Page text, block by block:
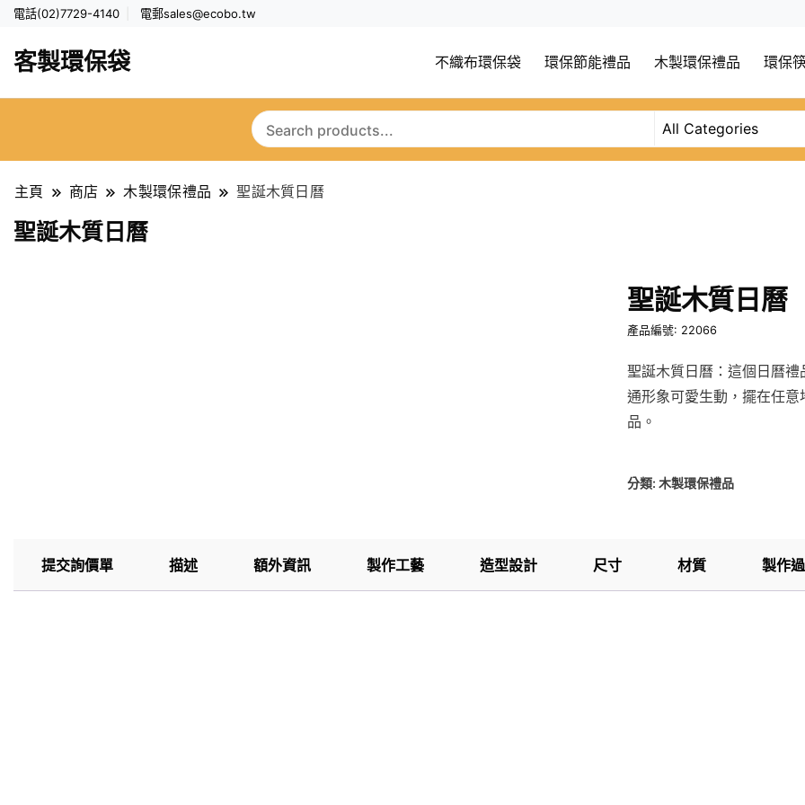
電話(02)7729-4140 電郵sales@ecobo.tw
客製環保袋 不織布環保袋 環保節能禮品 木製環保禮品 環保
主頁 商店 木製環保禮品 聖誕木質日曆
聖誕木質日曆
聖誕木質日曆
產品編號: 22066
聖誕木質日曆：這個日曆
通形象可愛生動，擺在任
品。
分類:木製環保禮品
提交詢價單 描述 額外資訊 製作工藝 造型設計 尺寸 材質 製作